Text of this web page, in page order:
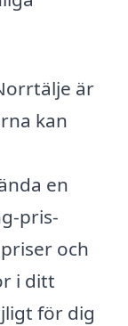
är
kan
en
pris-
och
i ditt
för dig